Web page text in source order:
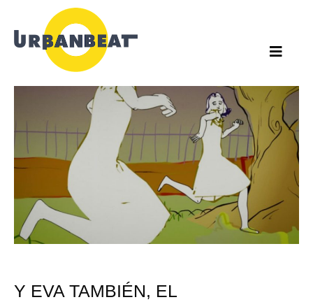
contenido
Y EVA TAMBIÉN, EL